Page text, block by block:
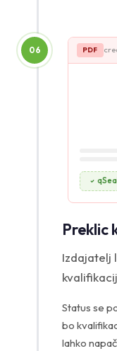
PDF
qSeal
06
Preklic
Izdajatelj
Status se
bo
lahko